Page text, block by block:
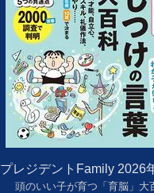
プレジデントFamily 2026
頭のいい子が育つ「育脳」大